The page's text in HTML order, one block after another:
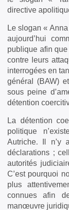
directive
Le slogan «
aujourd’hui
publique afin
contre leurs
interrogées en
général (BAW)
sous peine
détention
La détention
politique
Autriche. Il n’y
déclarations ;
autorités
C’est pourquoi
plus
connues afin
manœuvre